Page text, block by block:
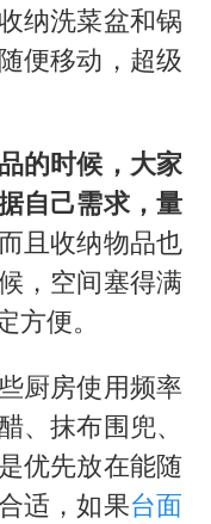
纳洗菜盆和锅
便移动，超级
的时候，大家
自己需求，量
且收纳物品也
，空间塞得满
便。
厨房使用频率
、抹布围兜、
优先放在能随
适，如果台面